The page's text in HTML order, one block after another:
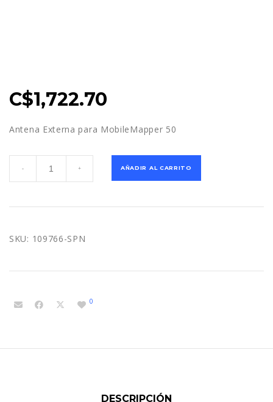
C$1,722.70
Antena Externa para MobileMapper 50
MobileMapper
-
- + AÑADIR AL CARRITO
SKU: 109766-SPN
0
DESCRIPCIÓN